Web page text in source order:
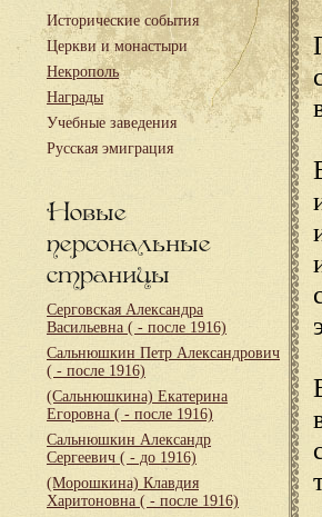
Исторические события
Церкви и монастыри
Некрополь
Награды
Учебные заведения
Русская эмиграция
Новые
персональные
страницы
Серговская Александра
Васильевна ( - после 1916)
Сальнюшкин Петр Александрович
( - после 1916)
(Сальнюшкина) Екатерина
Егоровна ( - после 1916)
Сальнюшкин Александр
Сергеевич ( - до 1916)
(Морошкина) Клавдия
Харитоновна ( - после 1916)